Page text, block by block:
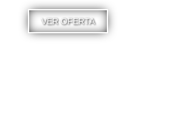
VER OFERTA